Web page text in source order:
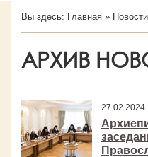
Вы здесь: Главная» Новости
АРХИВ